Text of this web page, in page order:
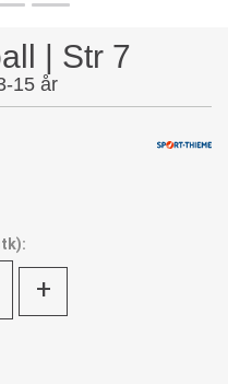
| Str 7
15 år
+